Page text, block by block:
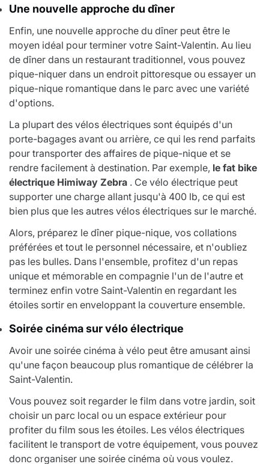
Une nouvelle approche du dîner
Enfin, une nouvelle approche du dîner peut être le
moyen idéal pour terminer votre Saint-Valentin. Au lieu
de dîner dans un restaurant traditionnel, vous pouvez
pique-niquer dans un endroit pittoresque ou essayer un
pique-nique romantique dans le parc avec une variété
d'options.
La plupart des vélos électriques sont équipés d'un
porte-bagages avant ou arrière, ce qui les rend parfaits
pour transporter des affaires de pique-nique et se
rendre facilement à destination. Par exemple, le fat bike
électrique Himiway Zebra . Ce vélo électrique peut
supporter une charge allant jusqu'à 400 lb, ce qui est
bien plus que les autres vélos électriques sur le marché.
Alors, préparez le dîner pique-nique, vos collations
préférées et tout le personnel nécessaire, et n'oubliez
pas les bulles. Dans l'ensemble, profitez d'un repas
unique et mémorable en compagnie l'un de l'autre et
terminez enfin votre Saint-Valentin en regardant les
étoiles sortir en enveloppant la couverture ensemble.
Soirée cinéma sur vélo électrique
Avoir une soirée cinéma à vélo peut être amusant ainsi
qu'une façon beaucoup plus romantique de célébrer la
Saint-Valentin.
Vous pouvez soit regarder le film dans votre jardin, soit
choisir un parc local ou un espace extérieur pour
profiter du film sous les étoiles. Les vélos électriques
facilitent le transport de votre équipement, vous pouvez
donc organiser une soirée cinéma où vous voulez.